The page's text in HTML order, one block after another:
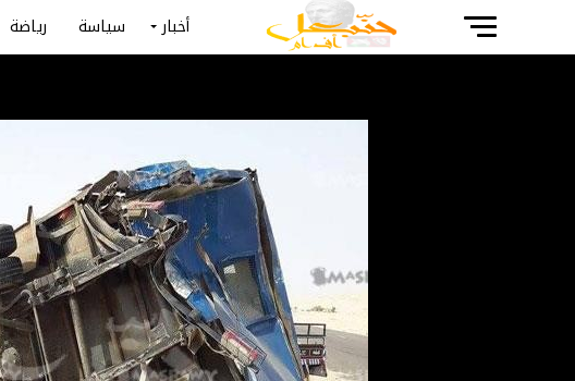
أخبار سياسة رياضة